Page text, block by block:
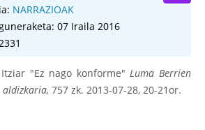
NARRAZIOAK
07 Iraila 2016
Itziar "Ez nago konforme"Luma Berrien
aldizkaria, 757 zk. 2013-07-28, 20-21or.